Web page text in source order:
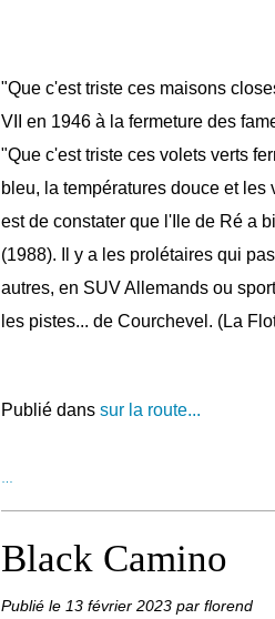
"Que c'est triste ces maisons
VII en 1946 à la fermeture des
"Que c'est triste ces volets verts
bleu, la températures douce et
est de constater que l'Ile de Ré a
(1988). Il y a les prolétaires qui
autres, en SUV Allemands ou
les pistes... de Courchevel. (La
Publié dans sur la route...
Black Camino
Publié le 13 février 2023 par florend